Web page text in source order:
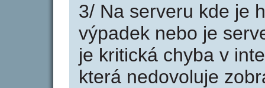
3/ Na serveru kde je
výpadek nebo je
je kritická chyba v
která nedovoluje